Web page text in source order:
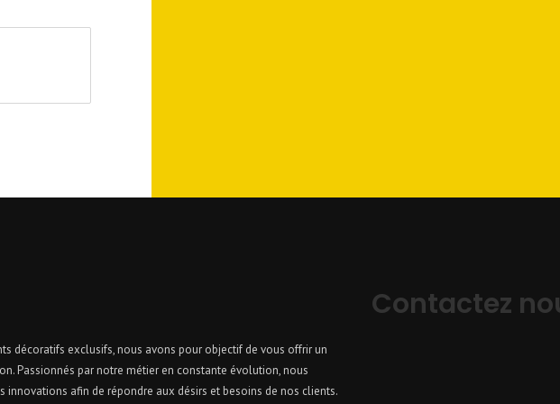
décoratifs exclusifs, nous avons pour objectif de vous offrir un
Passionnés par notre métier en constante évolution, nous
innovations afin de répondre aux désirs et besoins de nos clients.
Contactez